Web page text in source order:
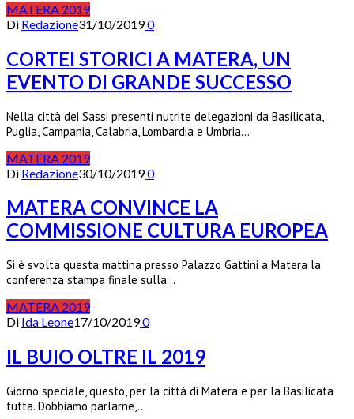
MATERA 2019
Di Redazione31/10/20190
CORTEI STORICI A MATERA, UN
EVENTO DI GRANDE SUCCESSO
Nella città dei Sassi presenti nutrite delegazioni da Basilicata,
Puglia, Campania, Calabria, Lombardia e Umbria…
MATERA 2019
Di Redazione30/10/20190
MATERA CONVINCE LA
COMMISSIONE CULTURA EUROPEA
Si è svolta questa mattina presso Palazzo Gattini a Matera la
conferenza stampa finale sulla…
MATERA 2019
Di Ida Leone17/10/20190
IL BUIO OLTRE IL 2019
Giorno speciale, questo, per la città di Matera e per la Basilicata
tutta. Dobbiamo parlarne,…